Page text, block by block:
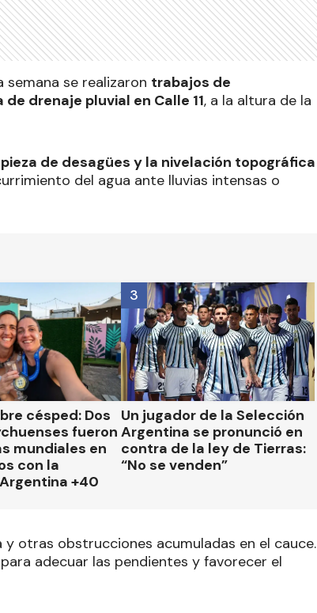
se realizaron trabajos de
drenaje pluvial en Calle 11, a la altura de la
de desagües y la nivelación topográfica
del agua ante lluvias intensas o
césped: Dos
fueron
mundiales en
con la
+40
Un jugador de la Selección
Argentina se pronunció en
contra de la ley de Tierras:
“No se venden”
3
otras obstrucciones acumuladas en el cauce.
adecuar las pendientes y favorecer el